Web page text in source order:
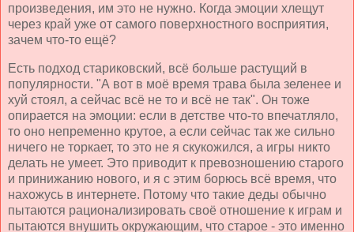
произведения, им это не нужно. Когда эмоции хлещут
через край уже от самого поверхностного восприятия,
зачем что-то ещё?
Есть подход стариковский, всё больше растущий в
популярности. "А вот в моё время трава была зеленее и
хуй стоял, а сейчас всё не то и всё не так". Он тоже
опирается на эмоции: если в детстве что-то впечатляло,
то оно непременно крутое, а если сейчас так же сильно
ничего не торкает, то это не я скукожился, а игры никто
делать не умеет. Это приводит к превозношению старого
и принижанию нового, и я с этим борюсь всё время, что
нахожусь в интернете. Потому что такие деды обычно
пытаются рационализировать своё отношение к играм и
пытаются внушить окружающим, что старое - это именно